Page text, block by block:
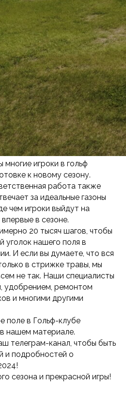
игроки в гольф
к новому сезону.
работа также
за идеальные газоны
чем игроки выйдут на
в сезоне.
20 тысяч шагов, чтобы
уголок нашего поля в
И если вы думаете, что вся
в стрижке травы, мы
не так. Наши специалисты
удобрением, ремонтом
и многими другими
поле в Гольф-клубе
нашем материале.
телеграм-канал, чтобы быть
и подробностей о
сезона и прекрасной игры!